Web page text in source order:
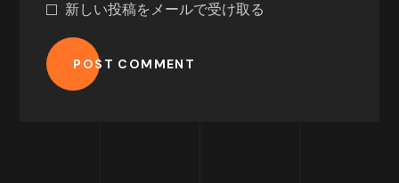
新しい投稿をメールで受け取る
POST COMMENT